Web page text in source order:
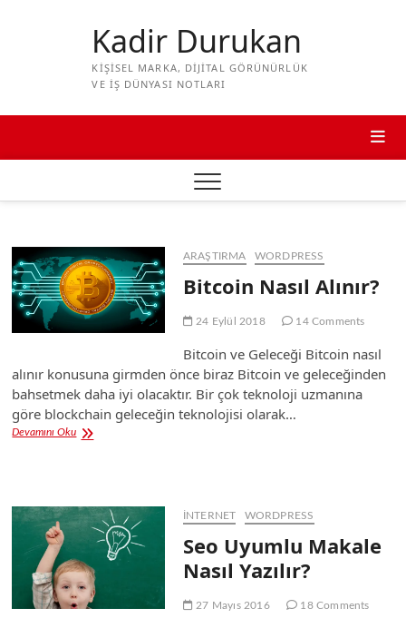
Kadir Durukan
KIŞISEL MARKA, DIJITAL GÖRÜNÜRLÜK
VE IŞ DÜNYASI NOTLARI
ARAŞTIRMA WORDPRESS
Bitcoin Nasıl Alınır?
24 Eylül 2018 14 Comments
Bitcoin ve Geleceği Bitcoin nasıl
alınır konusuna girmden önce biraz Bitcoin ve geleceğinden
bahsetmek daha iyi olacaktır. Bir çok teknoloji uzmanına
göre blockchain geleceğin teknolojisi olarak…
Devamını OkuBitcoin
İNTERNET WORDPRESS
Seo Uyumlu Makale
Nasıl Yazılır?
27 Mayıs 2016 18 Comments